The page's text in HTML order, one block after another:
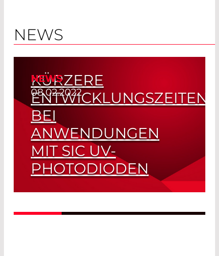
NEWS
NEWS
08.02.2022
KÜRZERE
ENTWICKLUNGSZEITEN
BEI
ANWENDUNGEN
MIT SIC UV-
PHOTODIODEN
Vielseitiger Transimpedanzverstärker